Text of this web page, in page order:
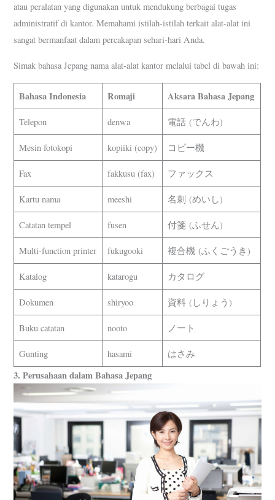
atau peralatan yang digunakan untuk mendukung berbagai tugas
administratif di kantor. Memahami istilah-istilah terkait alat-alat ini
sangat bermanfaat dalam percakapan sehari-hari Anda.
Simak bahasa Jepang nama alat-alat kantor melalui tabel di bawah ini:
Bahasa Indonesia Romaji Aksara Bahasa Jepang
Telepon denwa 電話 (でんわ)
Mesin fotokopi kopiiki (copy) コピー機
Fax fakkusu (fax) ファックス
Kartu nama meeshi 名刺 (めいし)
Catatan tempel fusen 付箋 (ふせん)
Multi-function printer fukugooki 複合機 (ふくごうき)
Katalog katarogu カタログ
Dokumen shiryoo 資料 (しりょう)
Buku catatan nooto ノート
Gunting hasami はさみ
3. Perusahaan dalam Bahasa Jepang